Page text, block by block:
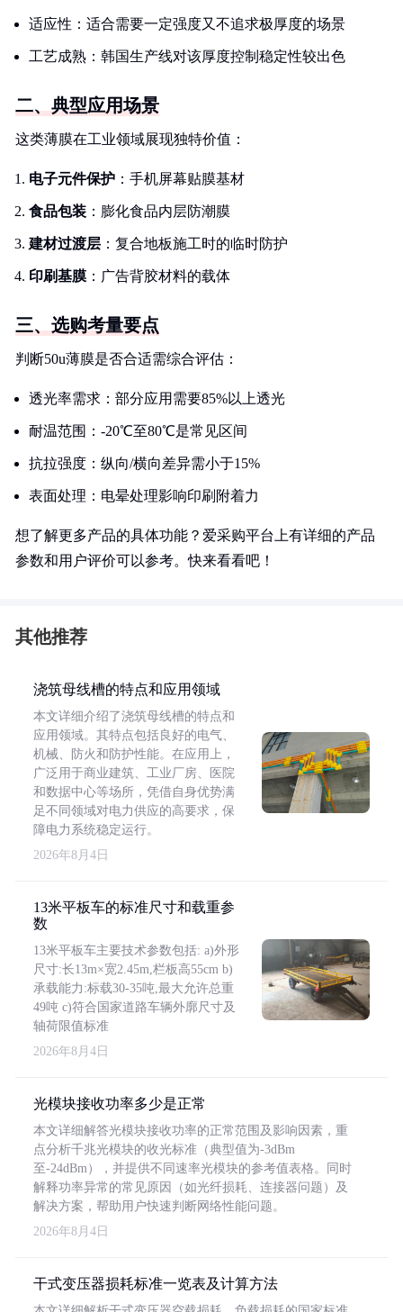
适应性：适合需要一定强度又不追求极厚度的场景
工艺成熟：韩国生产线对该厚度控制稳定性较出色
二、典型应用场景
这类薄膜在工业领域展现独特价值：
电子元件保护 ：手机屏幕贴膜基材
食品包装 ：膨化食品内层防潮膜
建材过渡层 ：复合地板施工时的临时防护
印刷基膜 ：广告背胶材料的载体
三、选购考量要点
判断50u薄膜是否合适需综合评估：
透光率需求：部分应用需要85%以上透光
耐温范围：-20℃至80℃是常见区间
抗拉强度：纵向/横向差异需小于15%
表面处理：电晕处理影响印刷附着力
想了解更多产品的具体功能？爱采购平台上有详细的产品
参数和用户评价可以参考。快来看看吧！
其他推荐
浇筑母线槽的特点和应用领域
本文详细介绍了浇筑母线槽的特点和
应用领域。其特点包括良好的电气、
机械、防火和防护性能。在应用上，
广泛用于商业建筑、工业厂房、医院
和数据中心等场所，凭借自身优势满
足不同领域对电力供应的高要求，保
障电力系统稳定运行。
2026年8月4日
13米平板车的标准尺寸和载重参
数
13米平板车主要技术参数包括: a)外形
尺寸:长13m×宽2.45m,栏板高55cm b)
承载能力:标载30-35吨,最大允许总重
49吨 c)符合国家道路车辆外廓尺寸及
轴荷限值标准
2026年8月4日
光模块接收功率多少是正常
本文详细解答光模块接收功率的正常范围及影响因素，重
点分析千兆光模块的收光标准（典型值为-3dBm
至-24dBm），并提供不同速率光模块的参考值表格。同时
解释功率异常的常见原因（如光纤损耗、连接器问题）及
解决方案，帮助用户快速判断网络性能问题。
2026年8月4日
干式变压器损耗标准一览表及计算方法